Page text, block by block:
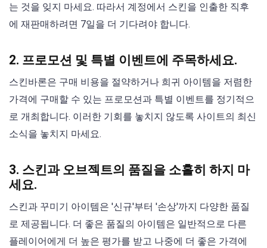
는 것을 잊지 마세요. 따라서 계정에서 스킨을 인출한 직후
에 재판매하려면 7일을 더 기다려야 합니다.
2. 프로모션 및 특별 이벤트에 주목하세요.
스킨바론은 구매 비용을 절약하거나 희귀 아이템을 저렴한
가격에 구매할 수 있는 프로모션과 특별 이벤트를 정기적으
로 개최합니다. 이러한 기회를 놓치지 않도록 사이트의 최신
소식을 놓치지 마세요.
3. 스킨과 오브젝트의 품질을 소홀히 하지 마
세요.
스킨과 꾸미기 아이템은 '신규'부터 '손상'까지 다양한 품질
로 제공됩니다. 더 좋은 품질의 아이템은 일반적으로 다른
플레이어에게 더 높은 평가를 받고 나중에 더 좋은 가격에